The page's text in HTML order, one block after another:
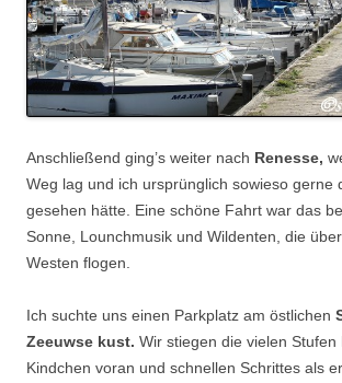
Anschließend ging’s weiter nach Renesse,
Weg lag und ich ursprünglich sowieso gerne
gesehen hätte. Eine schöne Fahrt war das
Sonne, Lounchmusik und Wildenten, die
Westen flogen.
Ich suchte uns einen Parkplatz am östlichen
Zeeuwse kust. Wir stiegen die vielen Stufen
Kindchen voran und schnellen Schrittes als